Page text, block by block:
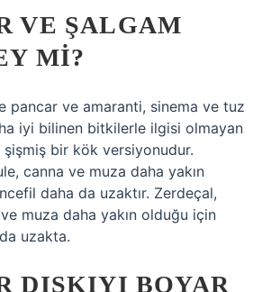
VE ŞALGAM
MI?
pancar ve amaranti, sinema ve tuz
iyi bilinen bitkilerle ilgisi olmayan
şişmiş bir kök versiyonudur.
canna ve muza daha yakın
daha da uzaktır. Zerdeçal,
muza daha yakın olduğu için
uzakta.
DIŞKIYI BOYAR